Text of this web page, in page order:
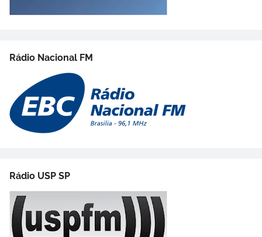
Rádio Nacional FM
Rádio USP SP